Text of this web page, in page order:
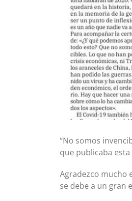
“No somos
que publicaba
Agradezco mucho
se debe a un gran